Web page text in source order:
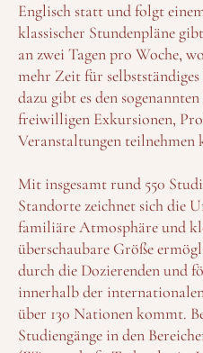
Englisch statt und folgt
klassischer Stundenpläne
an zwei Tagen pro Woche,
mehr Zeit für
dazu gibt es den
freiwilligen Exkursionen,
Veranstaltungen teilnehmen
Mit insgesamt rund 550
Standorte zeichnet sich die
familiäre Atmosphäre und
überschaubare Größe
durch die Dozierenden und
innerhalb der
über 130 Nationen kommt.
Studiengänge in den